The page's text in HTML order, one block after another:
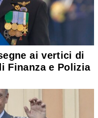
ai vertici di
Finanza e Polizia